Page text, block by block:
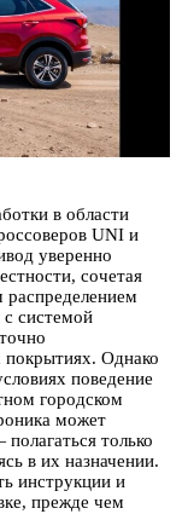
в области
UNI и
уверенно
сочетая
распределением
системой
покрытиях. Однако
поведение
городском
может
только
в их назначении.
инструкции и
прежде чем